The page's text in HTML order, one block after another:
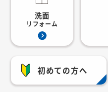
洗面
リフォーム
初めての方へ